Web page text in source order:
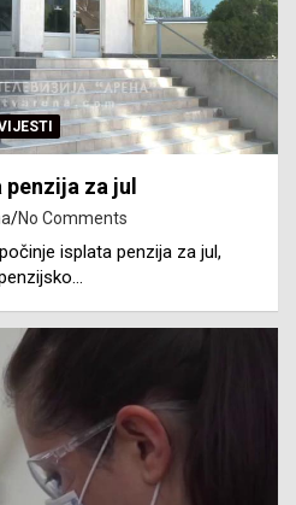
za jul
No Comments
isplata penzija za jul,